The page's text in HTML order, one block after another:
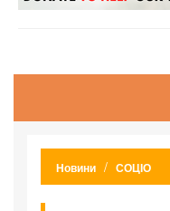
Новини СОЦІО